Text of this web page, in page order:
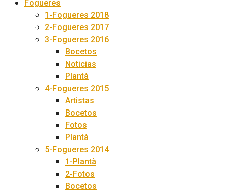
Fogueres
1-Fogueres 2018
2-Fogueres 2017
3-Fogueres 2016
Bocetos
Noticias
Plantà
4-Fogueres 2015
Artistas
Bocetos
Fotos
Plantà
5-Fogueres 2014
1-Plantà
2-Fotos
Bocetos